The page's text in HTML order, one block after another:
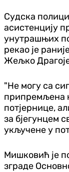
Судска
асистенцију
унутрашњих
рекао је
Жељко
"Не могу са
припремљена
потјернице,
за бјегунцем
укључене у
Мишковић је
зграде